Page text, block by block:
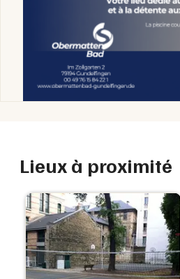
Lieux à proximité